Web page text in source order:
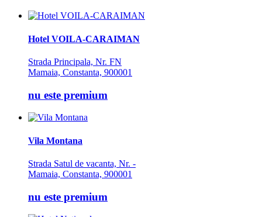
Hotel VOILA-CARAIMAN
Strada Principala, Nr. FN
Mamaia, Constanta, 900001
nu este premium
Vila Montana
Strada Satul de vacanta, Nr. -
Mamaia, Constanta, 900001
nu este premium